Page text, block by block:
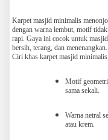
Karpet masjid minimalis
dengan warna lembut, motif
rapi. Gaya ini cocok untuk
bersih, terang, dan menenangkan.
Ciri khas karpet masjid
Motif
sama sekali.
Warna netral
atau krem.